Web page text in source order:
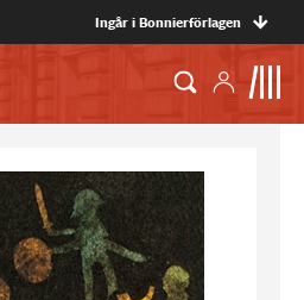
Ingår i Bonnierförlagen